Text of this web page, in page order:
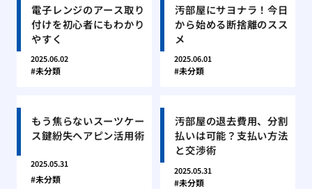
電子レンジのアース取り
付けを初心者にもわかり
やすく
2025.06.02
未分類
汚部屋にサヨナラ！今日
から始める断捨離のスス
メ
2025.06.01
未分類
もう焦らないスーツケー
ス鍵紛失ヘアピン活用術
2025.05.31
未分類
汚部屋の退去費用、分割
払いは可能？支払い方法
と交渉術
2025.05.31
未分類